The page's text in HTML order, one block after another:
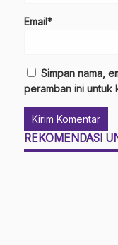
Email*
Simpan nama,
peramban ini untuk
REKOMENDASI